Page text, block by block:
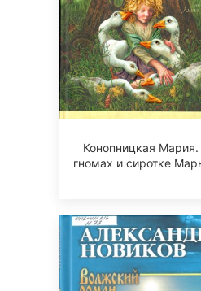
Конопницкая
гномах и сиротке